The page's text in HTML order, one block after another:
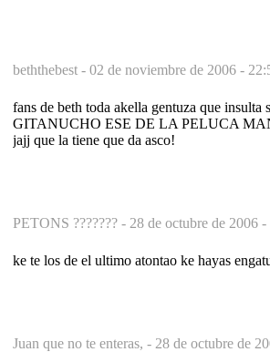
beththebest - 02 de noviembre de 2006 -
fans de beth toda akella gentuza que insulta
GITANUCHO ESE DE LA PELUCA
jajj que la tiene que da asco!
PETONS ??????? - 28 de octubre de 2006
ke te los de el ultimo atontao ke hayas
Juan que no te enteras, - 28 de octubre de